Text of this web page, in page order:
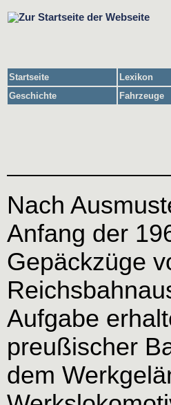
Startseite Lexikon
Geschichte
Fahrzeuge
Nach
Anfang der
Gepäckzüge
Aufgabe
preußischer
dem